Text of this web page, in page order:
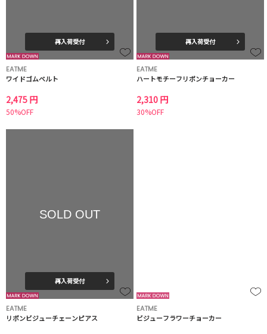
再入荷受付
EATME
ワイドゴムベルト
2,475 円
50%OFF
再入荷受付
EATME
ハートモチーフリボンチョーカー
2,310 円
30%OFF
SOLD OUT
再入荷受付
EATME
リボンビジューチェーンピアス
EATME
ビジューフラワーチョーカー